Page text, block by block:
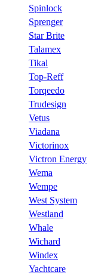
Spinlock
Sprenger
Star Brite
Talamex
Tikal
Top-Reff
Torqeedo
Trudesign
Vetus
Viadana
Victorinox
Victron Energy
Wema
Wempe
West System
Westland
Whale
Wichard
Windex
Yachtcare